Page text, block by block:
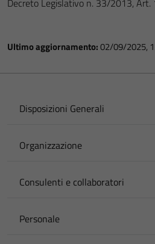
Decreto Legislativo n. 33/2013, Art.
Ultimo aggiornamento:02/09/2025,
Disposizioni Generali
Organizzazione
Consulenti e collaboratori
Personale